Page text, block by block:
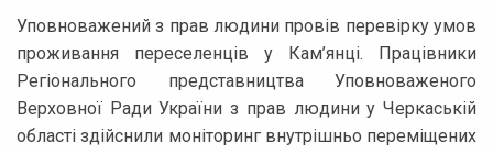
Уповноважений з прав людини провів перевірку умов
проживання переселенців у Кам’янці. Працівники
Регіонального представництва Уповноваженого
Верховної Ради України з прав людини у Черкаській
області здійснили моніторинг внутрішньо переміщених